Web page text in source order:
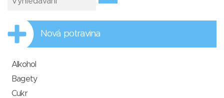
Nová potravina
Alkohol
Bagety
Cukr